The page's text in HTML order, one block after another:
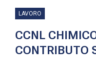
LAVORO
CCNL
CONTRIBUTO